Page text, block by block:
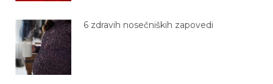
6 zdravih nosečniških zapovedi